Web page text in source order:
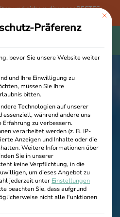
und sichere dir unser BESTES
GRATIS Aqua Tours Bovec T-Shirt!This
Präferenz
bevor Sie unsere Website weiter
und Ihre Einwilligung zu
müssen Sie Ihre
bitten.
Technologien auf unserer
essenziell, während andere uns
Erfahrung zu verbessern.
verarbeitet werden (z. B. IP-
Anzeigen und Inhalte oder die
Weitere Informationen über
Sie in unserer
keine Verpflichtung, in die
um dieses Angebot zu
jederzeit unter Einstellungen
beachten Sie, dass aufgrund
nicht alle Funktionen